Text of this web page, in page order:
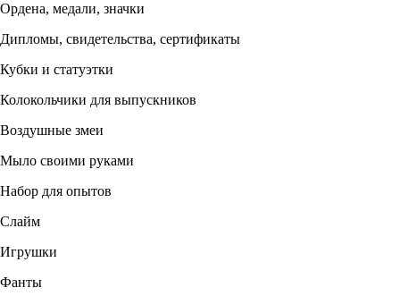
Ордена, медали, значки
Дипломы, свидетельства, сертификаты
Кубки и статуэтки
Колокольчики для выпускников
Воздушные змеи
Мыло своими руками
Набор для опытов
Слайм
Игрушки
Фанты